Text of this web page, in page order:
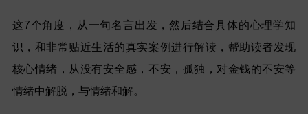
这7个角度，从一句名言出发，然后结合具体的心理学知
识，和非常贴近生活的真实案例进行解读，帮助读者发现
核心情绪，从没有安全感，不安，孤独，对金钱的不安等
情绪中解脱，与情绪和解。